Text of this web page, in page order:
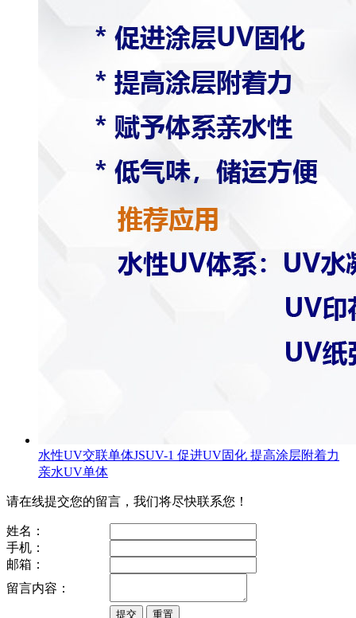
水性UV交联单体JSUV-1 促进UV固化 提高涂层附着力
亲水UV单体
请在线提交您的留言，我们将尽快联系您！
姓名：
手机：
邮箱：
留言内容：